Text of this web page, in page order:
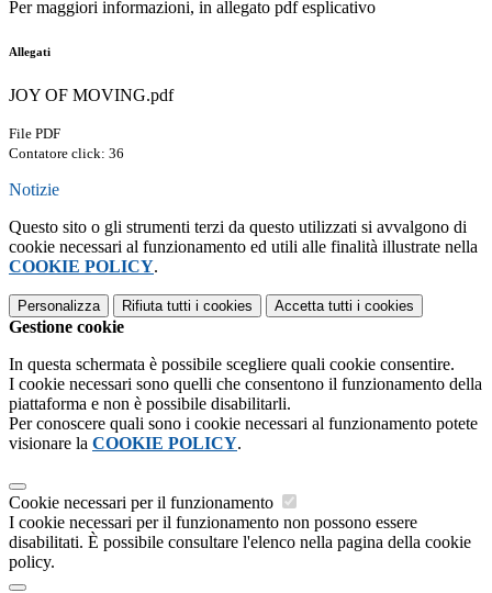
Per maggiori informazioni, in allegato pdf esplicativo
Allegati
JOY OF MOVING.pdf
File PDF
Contatore click: 36
Notizie
Questo sito o gli strumenti terzi da questo utilizzati si avvalgono di
cookie necessari al funzionamento ed utili alle finalità illustrate nella
COOKIE POLICY.
Personalizza Rifiuta tutti i cookies Accetta tutti i cookies
Gestione cookie
In questa schermata è possibile scegliere quali cookie consentire.
I cookie necessari sono quelli che consentono il funzionamento della
piattaforma e non è possibile disabilitarli.
Per conoscere quali sono i cookie necessari al funzionamento potete
visionare la COOKIE POLICY.
Cookie necessari per il funzionamento
I cookie necessari per il funzionamento non possono essere
disabilitati. È possibile consultare l'elenco nella pagina della cookie
policy.